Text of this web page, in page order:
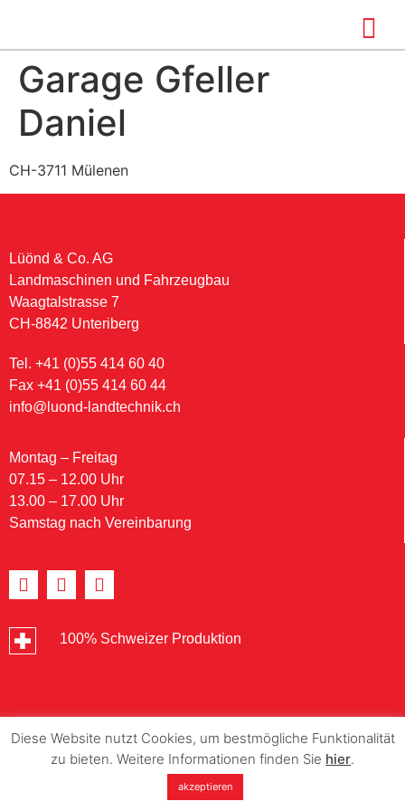
Garage Gfeller
Daniel
CH-3711 Mülenen
Lüönd & Co. AG
Landmaschinen und Fahrzeugbau
Waagtalstrasse 7
CH-8842 Unteriberg
Tel. +41 (0)55 414 60 40
Fax +41 (0)55 414 60 44
info@luond-landtechnik.ch
Montag – Freitag
07.15 – 12.00 Uhr
13.00 – 17.00 Uhr
Samstag nach Vereinbarung
100% Schweizer Produktion
Diese Website nutzt Cookies, um bestmögliche Funktionalität
zu bieten. Weitere Informationen finden Sie hier.
akzeptieren